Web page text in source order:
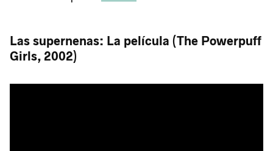
Las supernenas: La película (The Powerpuff
Girls, 2002)